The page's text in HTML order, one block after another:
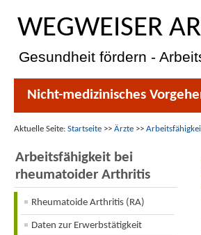
WEGWEISER
Gesundheit fördern -
Nicht-medizinisches
Aktuelle Seite: Startseite >> Ärzte >>
Arbeitsfähigkeit bei
rheumatoider Arthritis
Rheumatoide Arthritis (RA)
Daten zur Erwerbstätigkeit